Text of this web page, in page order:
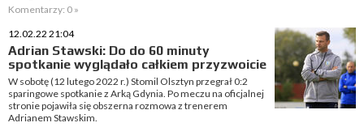
Komentarzy: 0 »
12.02.22 21:04
Adrian Stawski: Do do 60 minuty
spotkanie wyglądało całkiem przyzwoicie
W sobotę (12 lutego 2022 r.) Stomil Olsztyn przegrał 0:2
sparingowe spotkanie z Arką Gdynia. Po meczu na oficjalnej
stronie pojawiła się obszerna rozmowa z trenerem
Adrianem Stawskim.